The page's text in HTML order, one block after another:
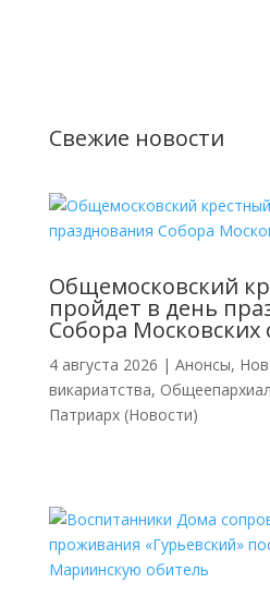
Свежие новости
Общемосковский
пройдет в день
Собора Московских
4 августа 2026 | Анонсы,
викариатства,
Патриарх (Новости)